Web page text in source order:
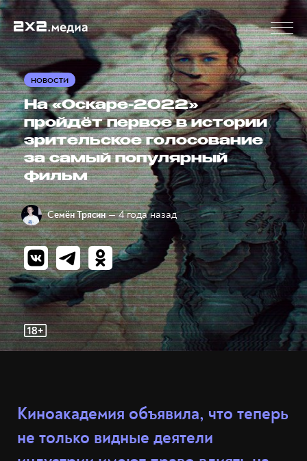
НОВОСТИ
На «Оскаре-2022»
пройдёт первое в истории
зрительское голосование
за самый популярный
фильм
Семён Трясин — 4 года назад
Киноакадемия объявила, что теперь
не только видные деятели